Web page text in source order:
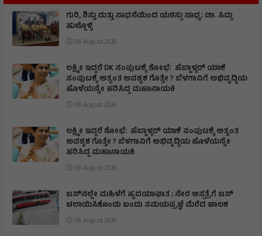
ಗುರಿ, ಶಿಸ್ತು ಮತ್ತು ಸಾಧನೆಯಿಂದ ಯಶಸ್ಸು ಸಾಧ್ಯ: ಡಾ. ಸಿದ್ದು
ಹುಲ್ಲೊಳ್ಳಿ
06 August 2026
ಲಕ್ಷ್ಮೀ ಇದ್ದರೆ DK ಸಂಪುಟಕ್ಕೆ ಶೋಭೆ: ಹೆಬ್ಬಾಳ್ಕರ್ ಯಾಕೆ
ಸಂಪುಟಕ್ಕೆ ಅತ್ಯಂತ ಅವಶ್ಯಕ ಗೊತ್ತೇ ? ಬೆಳಗಾವಿಗೆ ಅಭಿವೃದ್ಧಿಯ
ಹೊಳೆಯನ್ನೇ ಹರಿಸಿದ್ದ ಮಹಾನಾಯಕಿ
06 August 2026
ಲಕ್ಷ್ಮೀ ಇದ್ದರೆ ಶೋಭೆ: ಹೆಬ್ಬಾಳ್ಕರ್ ಯಾಕೆ ಸಂಪುಟಕ್ಕೆ ಅತ್ಯಂತ
ಅವಶ್ಯಕ ಗೊತ್ತೇ ? ಬೆಳಗಾವಿಗೆ ಅಭಿವೃದ್ಧಿಯ ಹೊಳೆಯನ್ನೇ
ಹರಿಸಿದ್ದ ಮಹಾನಾಯಕಿ
06 August 2026
ಬಸ್‌ನಲ್ಲೇ ಮಹಿಳೆಗೆ ಹೃದಯಾಘಾತ ; ನೇರ ಆಸ್ಪತ್ರೆಗೆ ಬಸ್‌
ಚಲಾಯಿಸಿಕೊಂಡು ಬಂದು ಸಮಯಪ್ರಜ್ಞೆ ಮೆರೆದ ಚಾಲಕ
06 August 2026